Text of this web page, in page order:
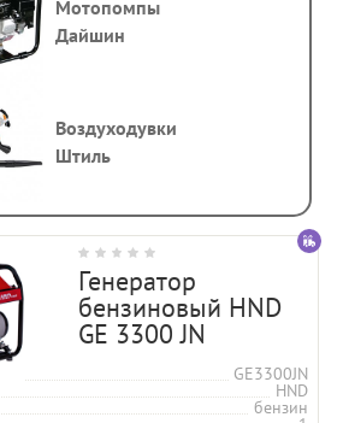
Мотопомпы
Дайшин
Воздуходувки
Штиль
Генератор
бензиновый HND
GE 3300 JN
GE3300JN
HND
бензин